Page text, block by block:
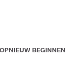
OPNIEUW BEGINNEN